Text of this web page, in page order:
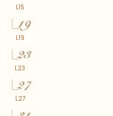
L15
L19
L23
L27